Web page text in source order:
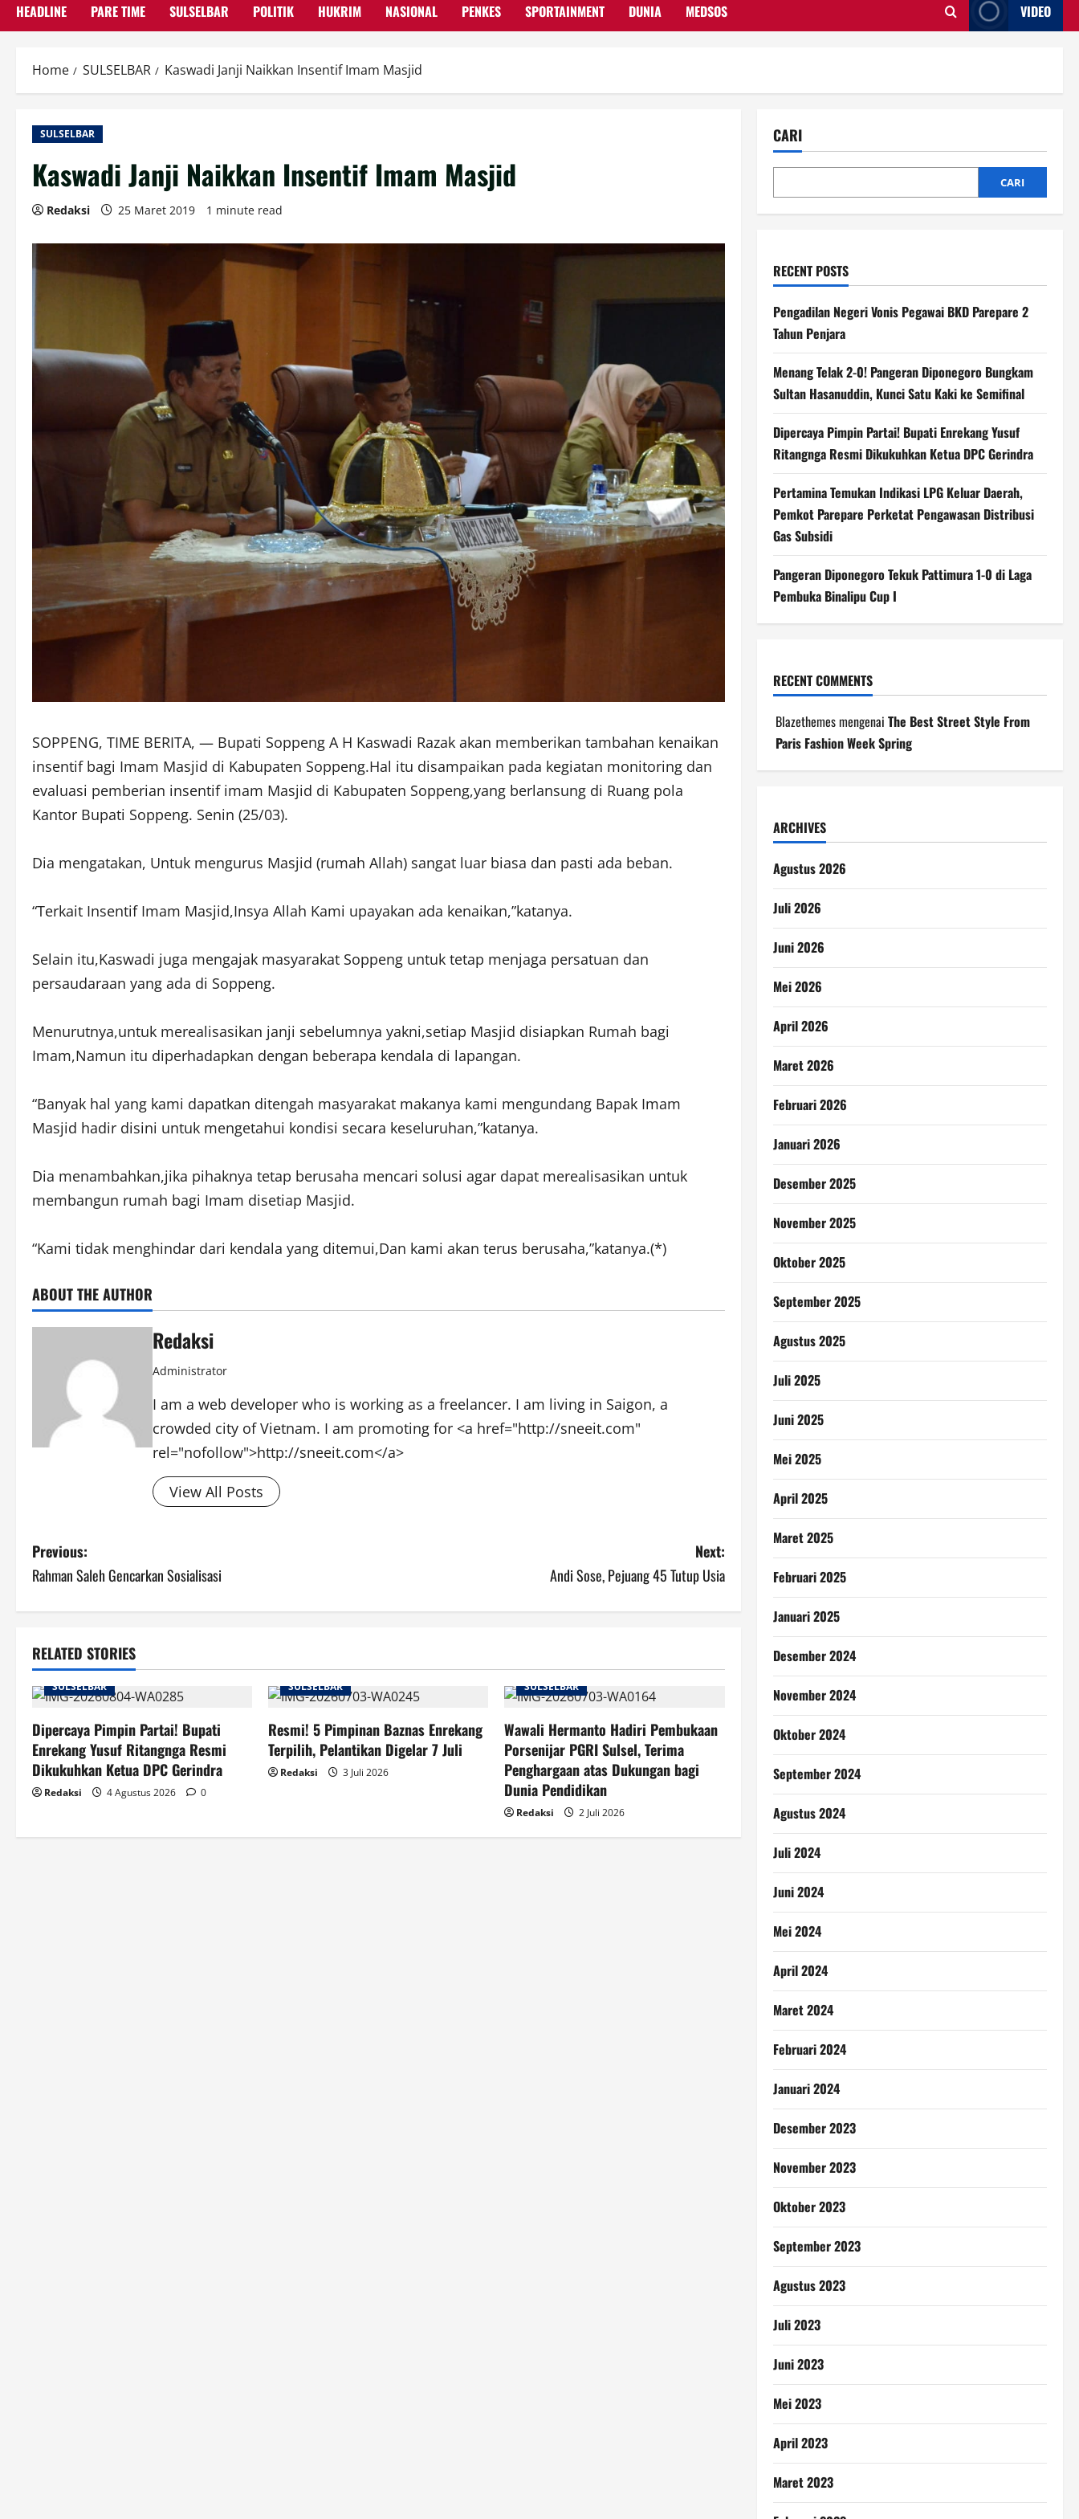
HEADLINE PARE TIME SULSELBAR POLITIK HUKRIM NASIONAL PENKES SPORTAINMENT DUNIA MEDSOS VIDEO
Home SULSELBAR Kaswadi Janji Naikkan Insentif Imam Masjid
SULSELBAR
Kaswadi Janji Naikkan Insentif Imam Masjid
Redaksi 25 Maret 2019 1 minute read
SOPPENG, TIME BERITA, — Bupati Soppeng A H Kaswadi Razak akan memberikan tambahan kenaikan
insentif bagi Imam Masjid di Kabupaten Soppeng.Hal itu disampaikan pada kegiatan monitoring dan
evaluasi pemberian insentif imam Masjid di Kabupaten Soppeng,yang berlansung di Ruang pola
Kantor Bupati Soppeng. Senin (25/03).
Dia mengatakan, Untuk mengurus Masjid (rumah Allah) sangat luar biasa dan pasti ada beban.
“Terkait Insentif Imam Masjid,Insya Allah Kami upayakan ada kenaikan,”katanya.
Selain itu,Kaswadi juga mengajak masyarakat Soppeng untuk tetap menjaga persatuan dan
persaudaraan yang ada di Soppeng.
Menurutnya,untuk merealisasikan janji sebelumnya yakni,setiap Masjid disiapkan Rumah bagi
Imam,Namun itu diperhadapkan dengan beberapa kendala di lapangan.
“Banyak hal yang kami dapatkan ditengah masyarakat makanya kami mengundang Bapak Imam
Masjid hadir disini untuk mengetahui kondisi secara keseluruhan,”katanya.
Dia menambahkan,jika pihaknya tetap berusaha mencari solusi agar dapat merealisasikan untuk
membangun rumah bagi Imam disetiap Masjid.
“Kami tidak menghindar dari kendala yang ditemui,Dan kami akan terus berusaha,”katanya.(*)
ABOUT THE AUTHOR
Redaksi
Administrator
I am a web developer who is working as a freelancer. I am living in Saigon, a
crowded city of Vietnam. I am promoting for <a href="http://sneeit.com"
rel="nofollow">http://sneeit.com</a>
View All Posts
Post
navigation
Previous:
Rahman Saleh Gencarkan Sosialisasi
Next:
Andi Sose, Pejuang 45 Tutup Usia
RELATED STORIES
SULSELBAR
Dipercaya Pimpin Partai! Bupati
Enrekang Yusuf Ritangnga Resmi
Dikukuhkan Ketua DPC Gerindra
Redaksi 4 Agustus 2026 0
SULSELBAR
Resmi! 5 Pimpinan Baznas Enrekang
Terpilih, Pelantikan Digelar 7 Juli
Redaksi 3 Juli 2026
SULSELBAR
Wawali Hermanto Hadiri Pembukaan
Porsenijar PGRI Sulsel, Terima
Penghargaan atas Dukungan bagi
Dunia Pendidikan
Redaksi 2 Juli 2026
CARI
CARI
RECENT POSTS
Pengadilan Negeri Vonis Pegawai BKD Parepare 2
Tahun Penjara
Menang Telak 2-0! Pangeran Diponegoro Bungkam
Sultan Hasanuddin, Kunci Satu Kaki ke Semifinal
Dipercaya Pimpin Partai! Bupati Enrekang Yusuf
Ritangnga Resmi Dikukuhkan Ketua DPC Gerindra
Pertamina Temukan Indikasi LPG Keluar Daerah,
Pemkot Parepare Perketat Pengawasan Distribusi
Gas Subsidi
Pangeran Diponegoro Tekuk Pattimura 1-0 di Laga
Pembuka Binalipu Cup I
RECENT COMMENTS
Blazethemesmengenai The Best Street Style From
Paris Fashion Week Spring
ARCHIVES
Agustus 2026
Juli 2026
Juni 2026
Mei 2026
April 2026
Maret 2026
Februari 2026
Januari 2026
Desember 2025
November 2025
Oktober 2025
September 2025
Agustus 2025
Juli 2025
Juni 2025
Mei 2025
April 2025
Maret 2025
Februari 2025
Januari 2025
Desember 2024
November 2024
Oktober 2024
September 2024
Agustus 2024
Juli 2024
Juni 2024
Mei 2024
April 2024
Maret 2024
Februari 2024
Januari 2024
Desember 2023
November 2023
Oktober 2023
September 2023
Agustus 2023
Juli 2023
Juni 2023
Mei 2023
April 2023
Maret 2023